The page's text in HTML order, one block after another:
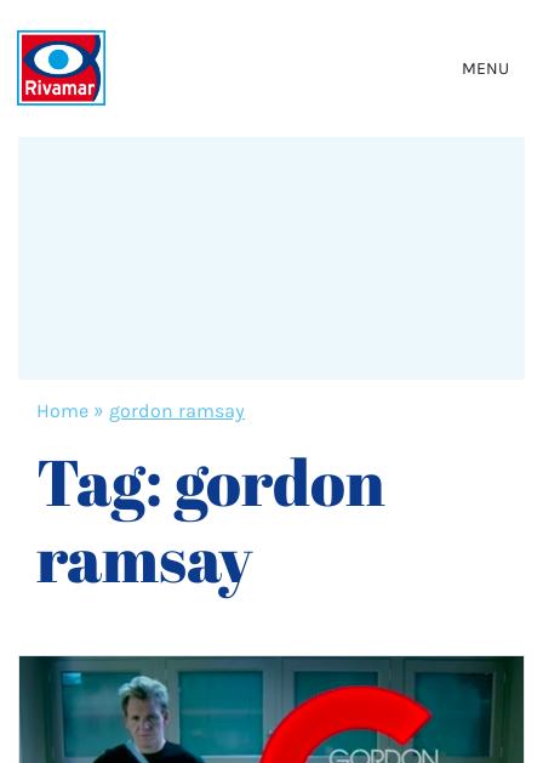
MENU
Home » gordon ramsay
Tag:gordon
ramsay